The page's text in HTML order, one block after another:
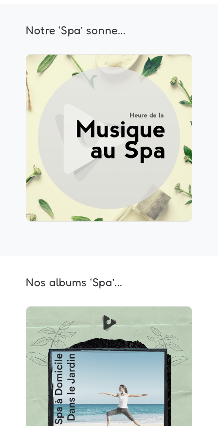
Notre ‘Spa’ sonne...
Info
Jouer
Nos albums ‘Spa’...
Spa à Domicile Dans le Jardin
Jouer